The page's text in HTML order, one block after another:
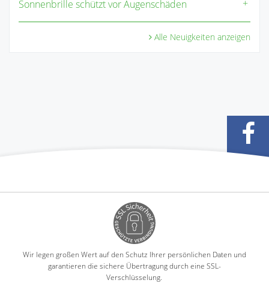
Sonnenbrille schützt vor Augenschäden
Alle Neuigkeiten anzeigen
Wir legen großen Wert auf den Schutz Ihrer persönlichen Daten und
garantieren die sichere Übertragung durch eine SSL-
Verschlüsselung.